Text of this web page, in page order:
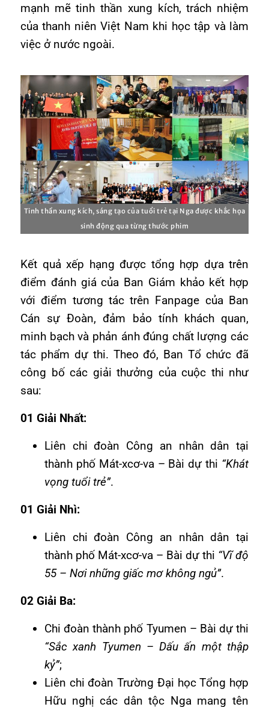
mạnh mẽ tinh thần xung kích, trách nhiệm
của thanh niên Việt Nam khi học tập và làm
việc ở nước ngoài.
Tinh thần xung kích, sáng tạo của tuổi trẻ tại Nga được khắc họa
sinh động qua từng thước phim
Kết quả xếp hạng được tổng hợp dựa trên
điểm đánh giá của Ban Giám khảo kết hợp
với điểm tương tác trên Fanpage của Ban
Cán sự Đoàn, đảm bảo tính khách quan,
minh bạch và phản ánh đúng chất lượng các
tác phẩm dự thi. Theo đó, Ban Tổ chức đã
công bố các giải thưởng của cuộc thi như
sau:
01 Giải Nhất:
Liên chi đoàn Công an nhân dân tại
thành phố Mát-xcơ-va – Bài dự thi “Khát
vọng tuổi trẻ”.
01 Giải Nhì:
Liên chi đoàn Công an nhân dân tại
thành phố Mát-xcơ-va – Bài dự thi “Vĩ độ
55 – Nơi những giấc mơ không ngủ”.
02 Giải Ba:
Chi đoàn thành phố Tyumen – Bài dự thi
“Sắc xanh Tyumen – Dấu ấn một thập
kỷ”;
Liên chi đoàn Trường Đại học Tổng hợp
Hữu nghị các dân tộc Nga mang tên